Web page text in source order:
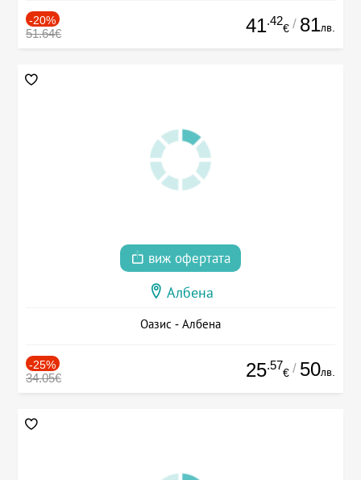
-20%
51.64€ 41.42
€ / 81лв.
виж офертата
Албена
Оазис - Албена
-25%
34.05€ 25.57
€ / 50лв.